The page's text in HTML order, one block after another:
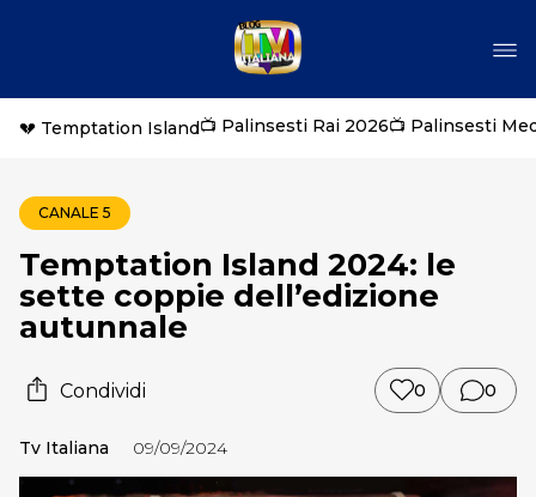
💔 Temptation Island📺 Palinsesti Rai 2026📺 Palinsesti
CANALE 5
Temptation Island 2024: le
sette coppie dell’edizione
autunnale
Condividi 0 0
Tv Italiana 09/09/2024